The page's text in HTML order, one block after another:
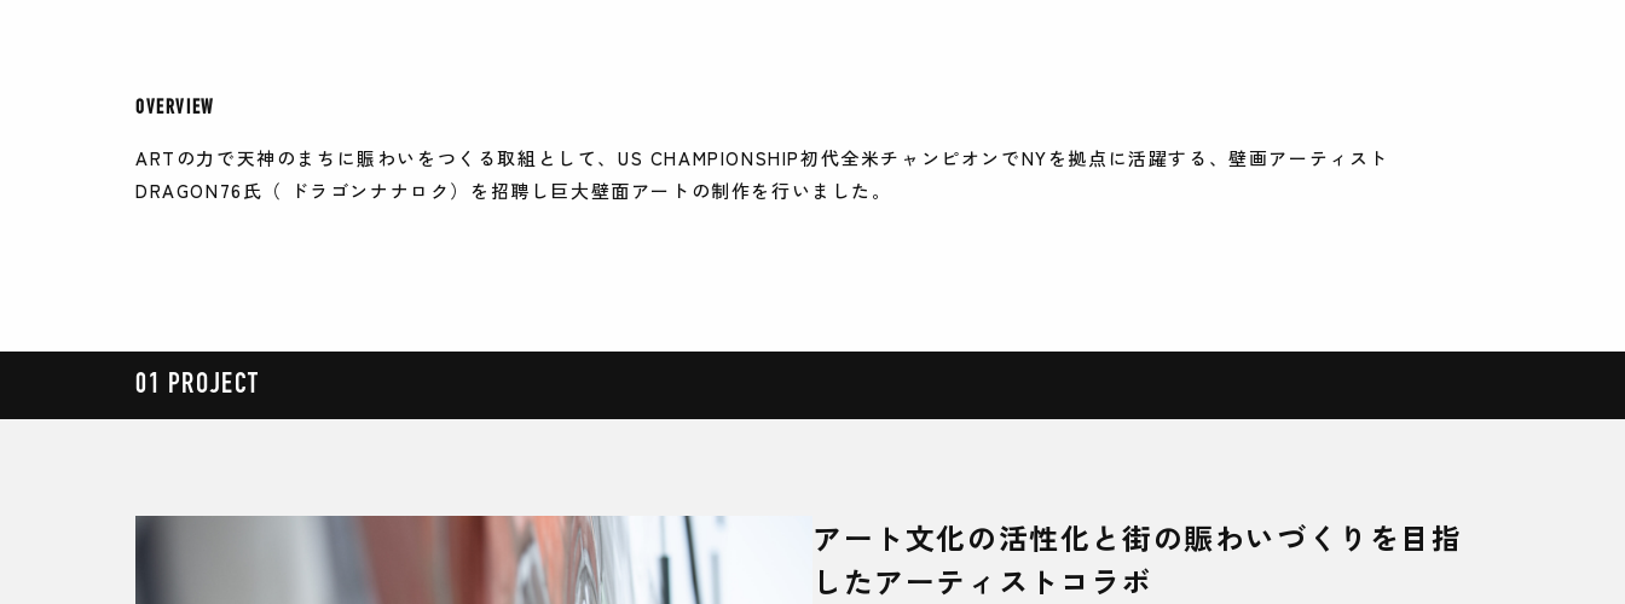
OVERVIEW
ARTの力で天神のまちに賑わいをつくる取組として、US CHAMPIONSHIP初代全米チャンピオンでNYを拠点に活躍する、壁画アーティスト
DRAGON76氏（ ドラゴンナナロク）を招聘し巨大壁面アートの制作を行いました。
01 PROJECT
アート文化の活性化と街の賑わいづくりを目指
したアーティストコラボ